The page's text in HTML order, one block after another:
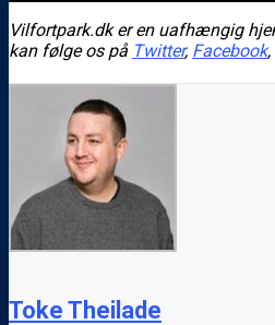
Vilfortpark.dk er en uafhængig
kan følge os på Twitter, Facebook,
Toke Theilade